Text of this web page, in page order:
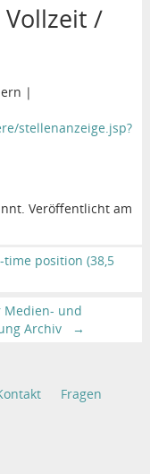
/
|
stellenanzeige.jsp?
Veröffentlicht am
position (38,5
Medien- und
Archiv
→
Fragen